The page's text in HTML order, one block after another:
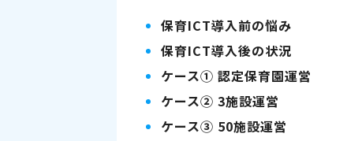
保育ICT導入前の悩み
保育ICT導入後の状況
ケース① 認定保育園運営
ケース② 3施設運営
ケース③ 50施設運営